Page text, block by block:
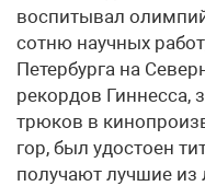
воспитывал
сотню научных
Петербурга на
рекордов Гиннесса,
трюков в
гор, был удостоен
получают лучшие